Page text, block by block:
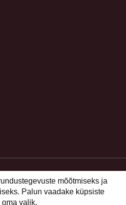
mõõtmiseks ja
Palun vaadake küpsiste
valik.